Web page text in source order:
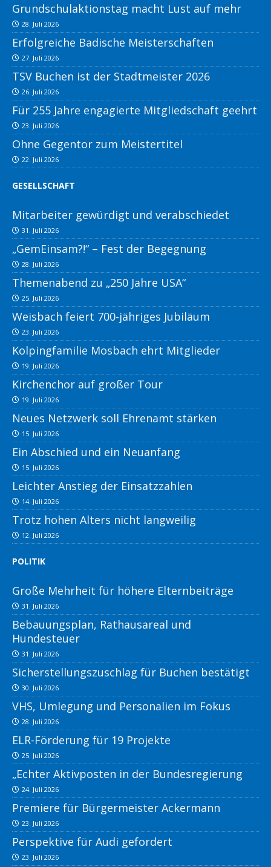
Grundschulaktionstag macht Lust auf mehr
28. Juli 2026
Erfolgreiche Badische Meisterschaften
27. Juli 2026
TSV Buchen ist der Stadtmeister 2026
26. Juli 2026
Für 255 Jahre engagierte Mitgliedschaft geehrt
23. Juli 2026
Ohne Gegentor zum Meistertitel
22. Juli 2026
GESELLSCHAFT
Mitarbeiter gewürdigt und verabschiedet
31. Juli 2026
„GemEinsam?!“ – Fest der Begegnung
28. Juli 2026
Themenabend zu „250 Jahre USA“
25. Juli 2026
Weisbach feiert 700-jähriges Jubiläum
23. Juli 2026
Kolpingfamilie Mosbach ehrt Mitglieder
19. Juli 2026
Kirchenchor auf großer Tour
19. Juli 2026
Neues Netzwerk soll Ehrenamt stärken
15. Juli 2026
Ein Abschied und ein Neuanfang
15. Juli 2026
Leichter Anstieg der Einsatzzahlen
14. Juli 2026
Trotz hohen Alters nicht langweilig
12. Juli 2026
POLITIK
Große Mehrheit für höhere Elternbeiträge
31. Juli 2026
Bebauungsplan, Rathausareal und
Hundesteuer
31. Juli 2026
Sicherstellungszuschlag für Buchen bestätigt
30. Juli 2026
VHS, Umlegung und Personalien im Fokus
28. Juli 2026
ELR-Förderung für 19 Projekte
25. Juli 2026
„Echter Aktivposten in der Bundesregierung
24. Juli 2026
Premiere für Bürgermeister Ackermann
23. Juli 2026
Perspektive für Audi gefordert
23. Juli 2026